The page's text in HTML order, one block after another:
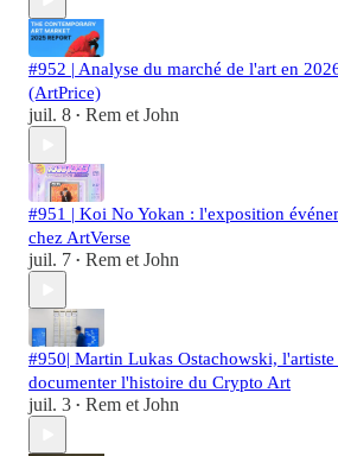
#952 | Analyse du marché de l'art en
(ArtPrice)
juil. 8 • Rem et John
#951 | Koi No Yokan : l'exposition
chez ArtVerse
juil. 7 • Rem et John
#950| Martin Lukas Ostachowski,
documenter l'histoire du Crypto Art
juil. 3 • Rem et John